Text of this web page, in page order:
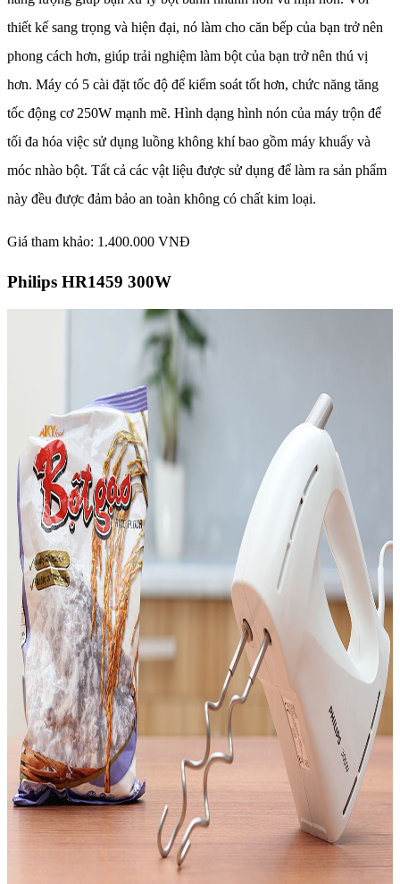
thiết kế sang trọng và hiện đại, nó làm cho căn bếp của bạn trở nên
phong cách hơn, giúp trải nghiệm làm bột của bạn trở nên thú vị
hơn. Máy có 5 cài đặt tốc độ để kiểm soát tốt hơn, chức năng tăng
tốc động cơ 250W mạnh mẽ. Hình dạng hình nón của máy trộn để
tối đa hóa việc sử dụng luồng không khí bao gồm máy khuấy và
móc nhào bột. Tất cả các vật liệu được sử dụng để làm ra sản phẩm
này đều được đảm bảo an toàn không có chất kim loại.
Giá tham khảo: 1.400.000 VNĐ
Philips HR1459 300W